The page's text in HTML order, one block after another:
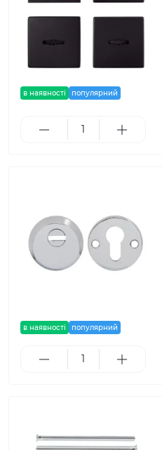
в наявності популярний
в наявності популярний